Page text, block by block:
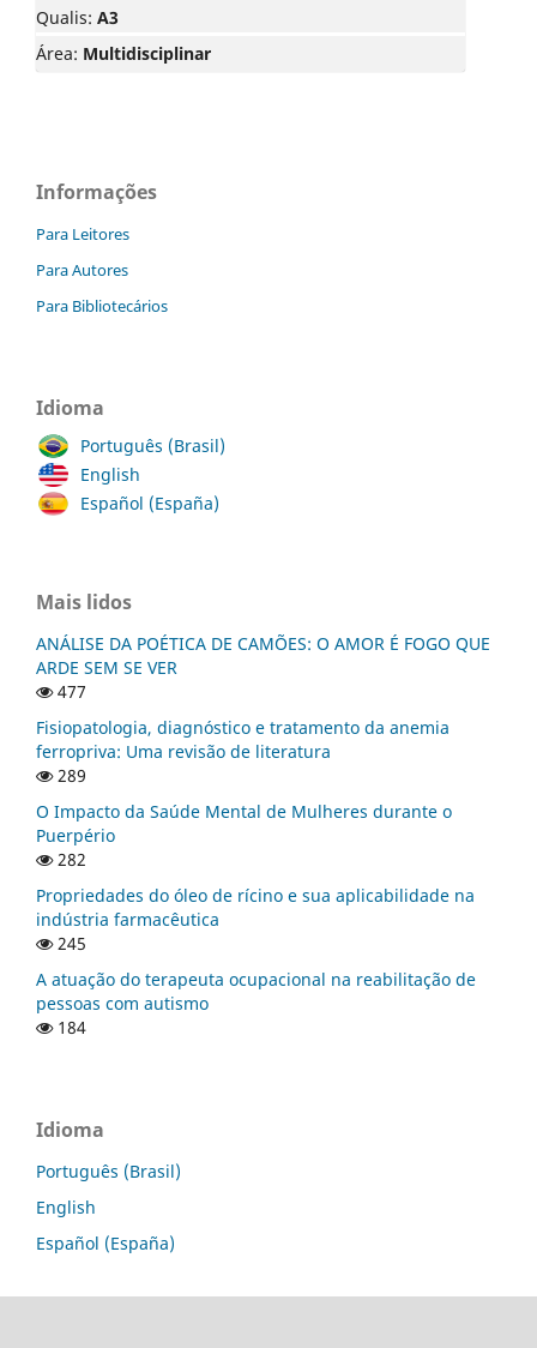
Qualis: A3
Área: Multidisciplinar
Informações
Para Leitores
Para Autores
Para Bibliotecários
Idioma
Português (Brasil)
English
Español (España)
Mais lidos
ANÁLISE DA POÉTICA DE CAMÕES: O AMOR É FOGO QUE
ARDE SEM SE VER
477
Fisiopatologia, diagnóstico e tratamento da anemia
ferropriva: Uma revisão de literatura
289
O Impacto da Saúde Mental de Mulheres durante o
Puerpério
282
Propriedades do óleo de rícino e sua aplicabilidade na
indústria farmacêutica
245
A atuação do terapeuta ocupacional na reabilitação de
pessoas com autismo
184
Idioma
Português (Brasil)
English
Español (España)